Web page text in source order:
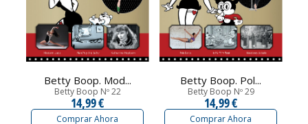
Betty Boop. Mod...
Betty Boop Nº 22
14,99 €
Comprar Ahora
Betty Boop. Pol...
Betty Boop Nº 29
14,99 €
Comprar Ahora